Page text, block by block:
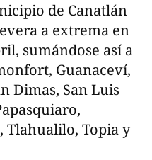
de Canatlán
a extrema en
sumándose así a
Guanaceví,
Dimas, San Luis
Tlahualilo, Topia y